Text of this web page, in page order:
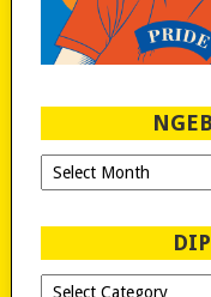
Ngeblog
Sejak
Dipilih-